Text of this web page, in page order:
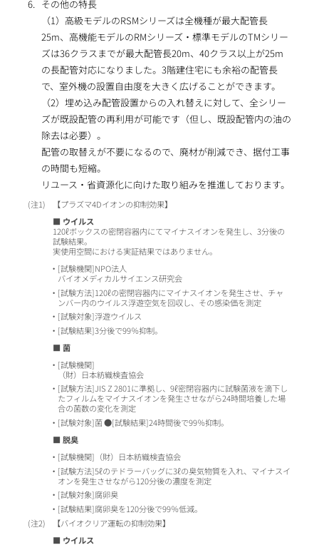
その他の特長
（1）高級モデルのRSMシリーズは全機種が最大配管長
25m、高機能モデルのRMシリーズ・標準モデルのTMシリー
ズは36クラスまでが最大配管長20m、40クラス以上が25m
の長配管対応になりました。3階建住宅にも余裕の配管長
で、室外機の設置自由度を大きく広げることができます。
（2）埋め込み配管設置からの入れ替えに対して、全シリー
ズが既設配管の再利用が可能です（但し、既設配管内の油の
除去は必要）。
配管の取替えが不要になるので、廃材が削減でき、据付工事
の時間も短縮。
リユース・省資源化に向けた取り組みを推進しております。
1
【プラズマ4Dイオンの抑制効果】
■ ウイルス
120ℓボックスの密閉容器内にてマイナスイオンを発生し、3分後の
試験結果。
実使用空間における実証結果ではありません。
[試験機関]NPO法人
バイオメディカルサイエンス研究会
[試験方法]120ℓの密閉容器内にマイナスイオンを発生させ、チャ
ンバー内のウイルス浮遊空気を回収し、その感染価を測定
[試験対象]浮遊ウイルス
[試験結果]3分後で99％抑制。
■ 菌
[試験機関]
（財）日本紡織検査協会
[試験方法]JIS Z 2801に準拠し、9ℓ密閉容器内に試験菌液を滴下し
たフィルムをマイナスイオンを発生させながら24時間培養した場
合の菌数の変化を測定
[試験対象]菌 ●[試験結果]24時間後で99％抑制。
■ 脱臭
[試験機関]（財）日本紡織検査協会
[試験方法]5ℓのテドラーバッグに3ℓの臭気物質を入れ、マイナスイ
オンを発生させながら120分後の濃度を測定
[試験対象]腐卵臭
[試験結果]腐卵臭を120分後で99％低減。
2
【バイオクリア運転の抑制効果】
■ ウイルス